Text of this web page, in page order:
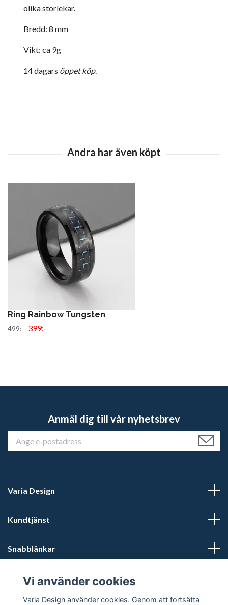
olika storlekar.
Bredd: 8 mm
Vikt: ca 9g
14 dagars öppet köp.
Ring Rainbow Tungsten
499:- 399:-
Anmäl dig till vår nyhetsbrev
Varia Design
Kundtjänst
Snabblänkar
Sociala medier
Vi använder cookies
Varia Design använder cookies. Genom att fortsätta